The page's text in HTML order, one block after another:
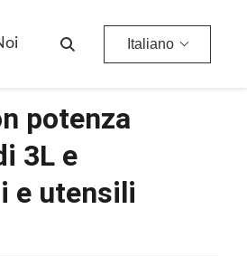
Italiano
E Utensili Industriali
potenza
3L e
e utensili